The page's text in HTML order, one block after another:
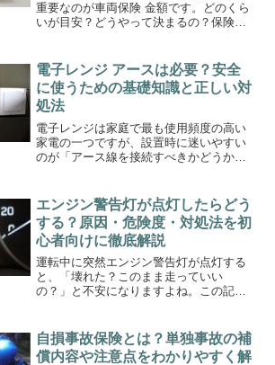
重要なのが車両保険 金額です。どのくら
いが目安？どうやって決まるの？保険料
の仕組みや相場、決まり方、節約のポイ
ントまでをわかりやす...
電子レンジ アースは必要？安全
に使うための基礎知識と正しい対
処法
電子レンジは家庭で最も使用頻度の高い
家電の一つですが、設置時に迷いやすい
のが「アース線を接続すべきかどうか」
担っていますが、住宅環境や使用条件に
よっては不要とされるケ...
エンジン警告灯が点灯したらどう
する？原因・危険度・対処法を初
心者向けに徹底解説
運転中に突然エンジン警告灯が点灯する
と、「壊れた？このまま走っていい
の？」と不安になりますよね。この記事
見分け方、そして正しい対処法までを初
心者にもわかりやすく解説しま...
自損事故保険とは？単独事故の補
償内容や注意点をわかりやすく解